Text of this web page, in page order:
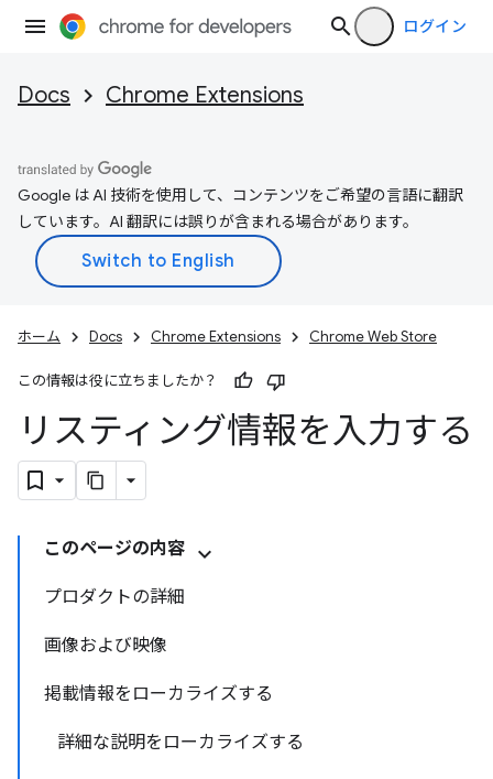
ログイン
Docs Chrome Extensions
Google は AI 技術を使用して、コンテンツをご希望の言語に翻訳
しています。AI 翻訳には誤りが含まれる場合があります。
ホーム Docs Chrome Extensions Chrome Web Store
この情報は役に立ちましたか？
リスティング情報を入力する
このページの内容
プロダクトの詳細
画像および映像
掲載情報をローカライズする
詳細な説明をローカライズする